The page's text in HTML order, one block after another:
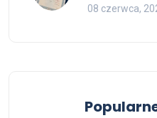
08 czerwca,